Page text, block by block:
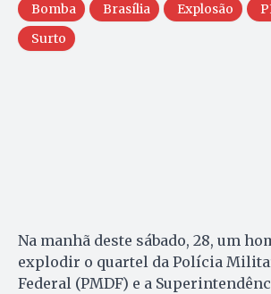
Bomba Brasília Explosão
Surto
Na manhã deste sábado, 28, um
explodir o quartel da Polícia
Federal (PMDF) e a